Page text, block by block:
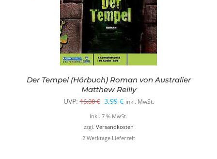
Der Tempel (Hörbuch) Roman von Australier
Matthew Reilly
UVP: 16,80€ Ursprünglicher
Preis
war:
16,80 €
3,99 €Aktueller
Preis
ist:
3,99 €.
inkl. MwSt.
inkl. 7 % MwSt.
zzgl. Versandkosten
2 Werktage Lieferzeit